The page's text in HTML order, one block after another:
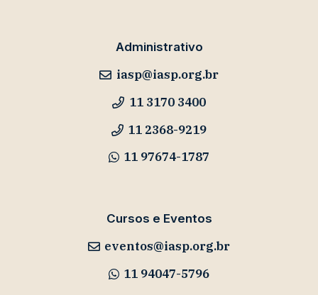
Administrativo
iasp@iasp.org.br
11 3170 3400
11 2368-9219
11 97674-1787
Cursos e Eventos
eventos@iasp.org.br
11 94047-5796